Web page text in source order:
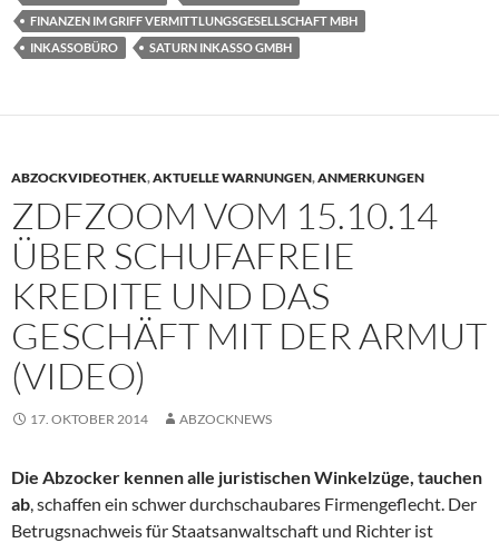
FINANZEN IM GRIFF VERMITTLUNGSGESELLSCHAFT MBH
INKASSOBÜRO
SATURN INKASSO GMBH
ABZOCKVIDEOTHEK,AKTUELLE WARNUNGEN,ANMERKUNGEN
ZDFZOOM VOM 15.10.14
ÜBER SCHUFAFREIE
KREDITE UND DAS
GESCHÄFT MIT DER ARMUT
(VIDEO)
17. OKTOBER 2014 ABZOCKNEWS
Die Abzocker kennen alle juristischen Winkelzüge, tauchen
ab, schaffen ein schwer durchschaubares Firmengeflecht. Der
Betrugsnachweis für Staatsanwaltschaft und Richter ist